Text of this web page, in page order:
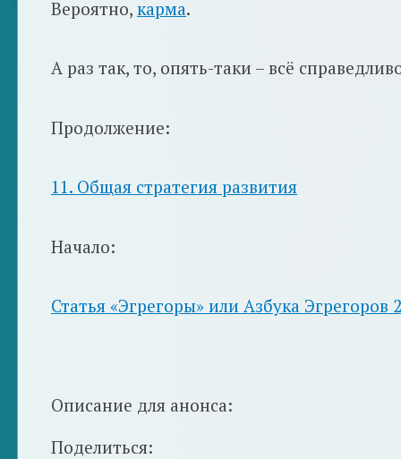
Вероятно,карма.
А раз так, то, опять-таки – всё
Продолжение:
11. Общая стратегия развития
Начало:
Статья «Эгрегоры» или Азбука Эгрегоров
Описание для анонса:
Поделиться: